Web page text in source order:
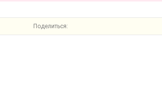
Поделиться: